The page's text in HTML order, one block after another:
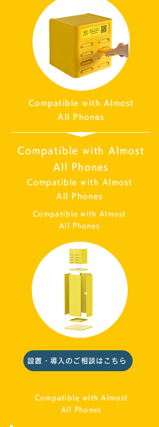
Compatible with Almost
All Phones
Compatible with Almost
All Phones
Compatible with Almost
All Phones
Compatible with Almost
All Phones
設置・導入のご相談はこちら
Compatible with Almost
All Phones